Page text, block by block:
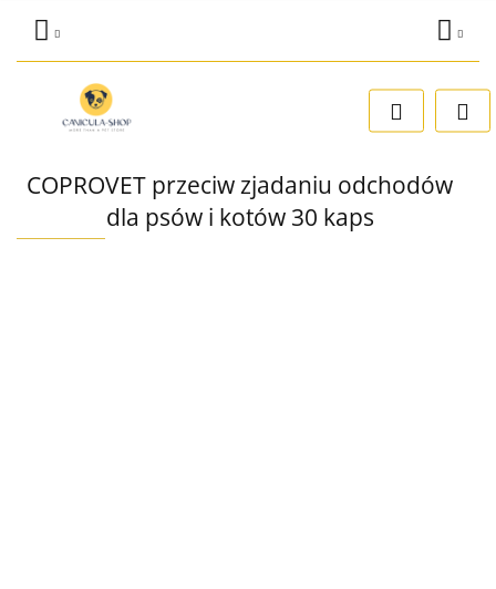
Zaloguj się
Dodaj zgłoszenie
COPROVET przeciw zjadaniu odchodów
dla psów i kotów 30 kaps